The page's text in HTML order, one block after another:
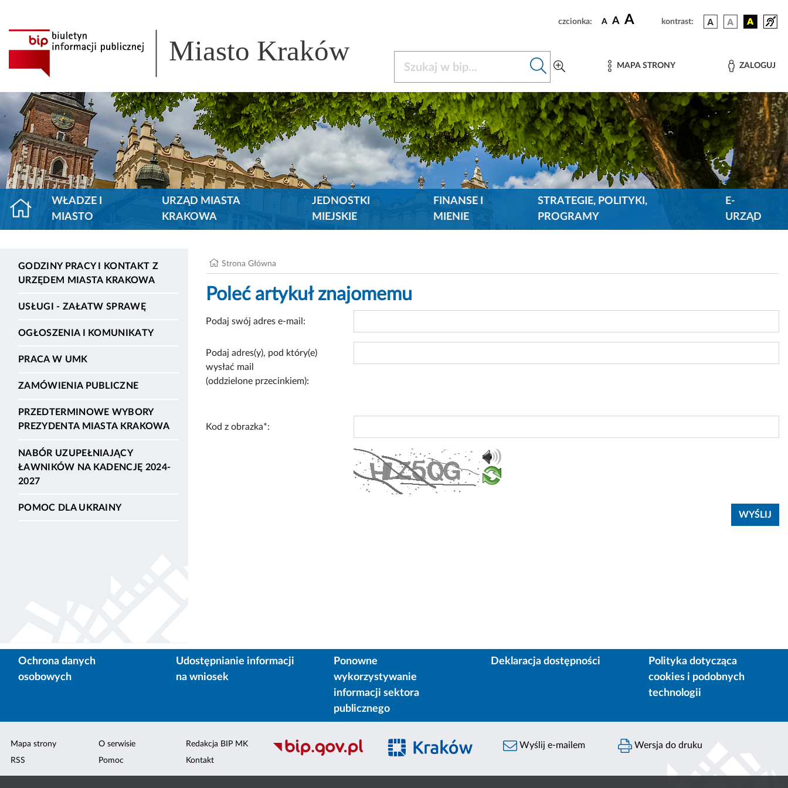
czcionka: A A A kontrast:
Miasto Kraków MAPA STRONY ZALOGUJ
WŁADZE I
MIASTO
URZĄD MIASTA
KRAKOWA
JEDNOSTKI
MIEJSKIE
FINANSE I
MIENIE
STRATEGIE, POLITYKI,
PROGRAMY
E-
URZĄD
GODZINY PRACY I KONTAKT Z
URZĘDEM MIASTA KRAKOWA
USŁUGI - ZAŁATW SPRAWĘ
OGŁOSZENIA I KOMUNIKATY
PRACA W UMK
ZAMÓWIENIA PUBLICZNE
PRZEDTERMINOWE WYBORY
PREZYDENTA MIASTA KRAKOWA
NABÓR UZUPEŁNIAJĄCY
ŁAWNIKÓW NA KADENCJĘ 2024-
2027
POMOC DLA UKRAINY
Strona Główna
Poleć artykuł znajomemu
Podaj swój adres e-mail:
Podaj adres(y), pod który(e)
wysłać mail
(oddzielone przecinkiem):
Kod z obrazka*:
Ochrona danych
osobowych
Udostępnianie informacji
na wniosek
Ponowne
wykorzystywanie
informacji sektora
publicznego
Deklaracja dostępności
Polityka dotycząca
cookies i podobnych
technologii
Mapa strony
RSS
O serwisie
Pomoc
Redakcja BIP MK
Kontakt
Wyślij e-mailem Wersja do druku